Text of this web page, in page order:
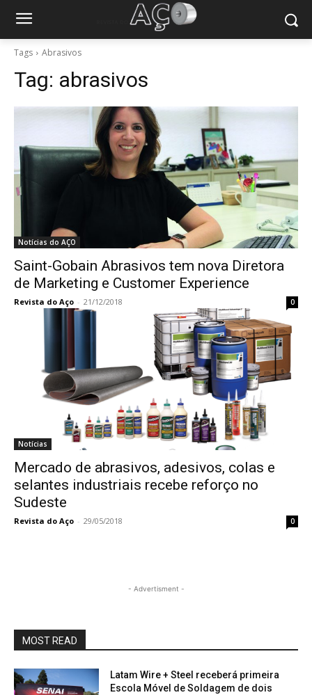
Tags Abrasivos
Tag: abrasivos
Notícias do AÇO
Saint-Gobain Abrasivos tem nova Diretora
de Marketing e Customer Experience
Revista do Aço - 21/12/2018 0
Notícias
Mercado de abrasivos, adesivos, colas e
selantes industriais recebe reforço no
Sudeste
Revista do Aço - 29/05/2018 0
- Advertisment -
MOST READ
Latam Wire + Steel receberá primeira
Escola Móvel de Soldagem de dois